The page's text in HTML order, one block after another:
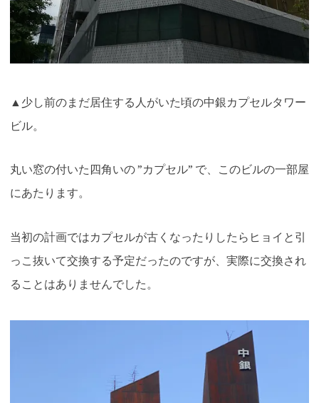
▲少し前のまだ居住する人がいた頃の中銀カプセルタワー
ビル。
丸い窓の付いた四角いの ”カプセル” で、このビルの一部屋
にあたります。
当初の計画ではカプセルが古くなったりしたらヒョイと引
っこ抜いて交換する予定だったのですが、実際に交換され
ることはありませんでした。